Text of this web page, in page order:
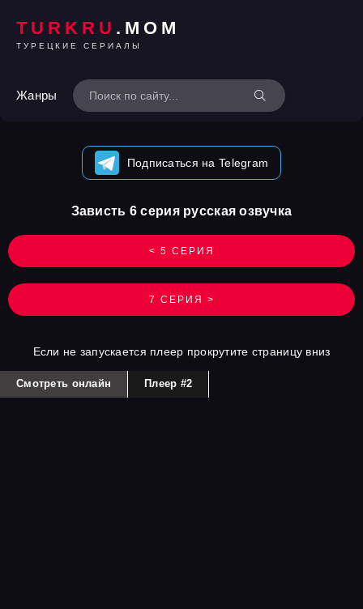
TURKRU .MOM
ТУРЕЦКИЕ СЕРИАЛЫ
Жанры
Подписаться на Telegram
< 5 СЕРИЯ
Зависть 6 серия русская озвучка
7 СЕРИЯ >
Если не запускается плеер прокрутите страницу вниз
Смотреть онлайн Плеер #2